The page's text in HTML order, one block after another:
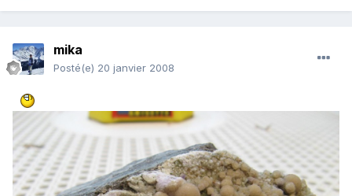
mika
Posté(e) 20 janvier 2008